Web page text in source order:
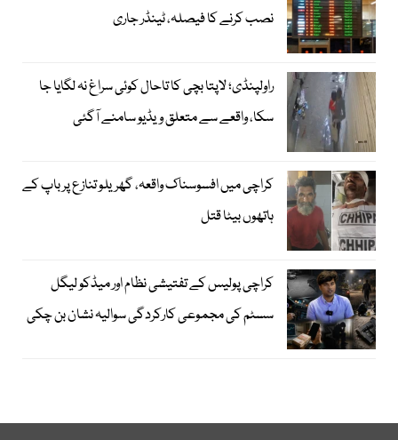
نصب کرنے کا فیصلہ، ٹینڈر جاری
راولپنڈی؛ لاپتا بچی کا تاحال کوئی سراغ نہ لگایا جا
سکا، واقعے سے متعلق ویڈیو سامنے آگئی
کراچی میں افسوسناک واقعہ، گھریلو تنازع پر باپ کے
ہاتھوں بیٹا قتل
کراچی پولیس کے تفتیشی نظام اور میڈکو لیگل
سسٹم کی مجموعی کارکردگی سوالیہ نشان بن چکی